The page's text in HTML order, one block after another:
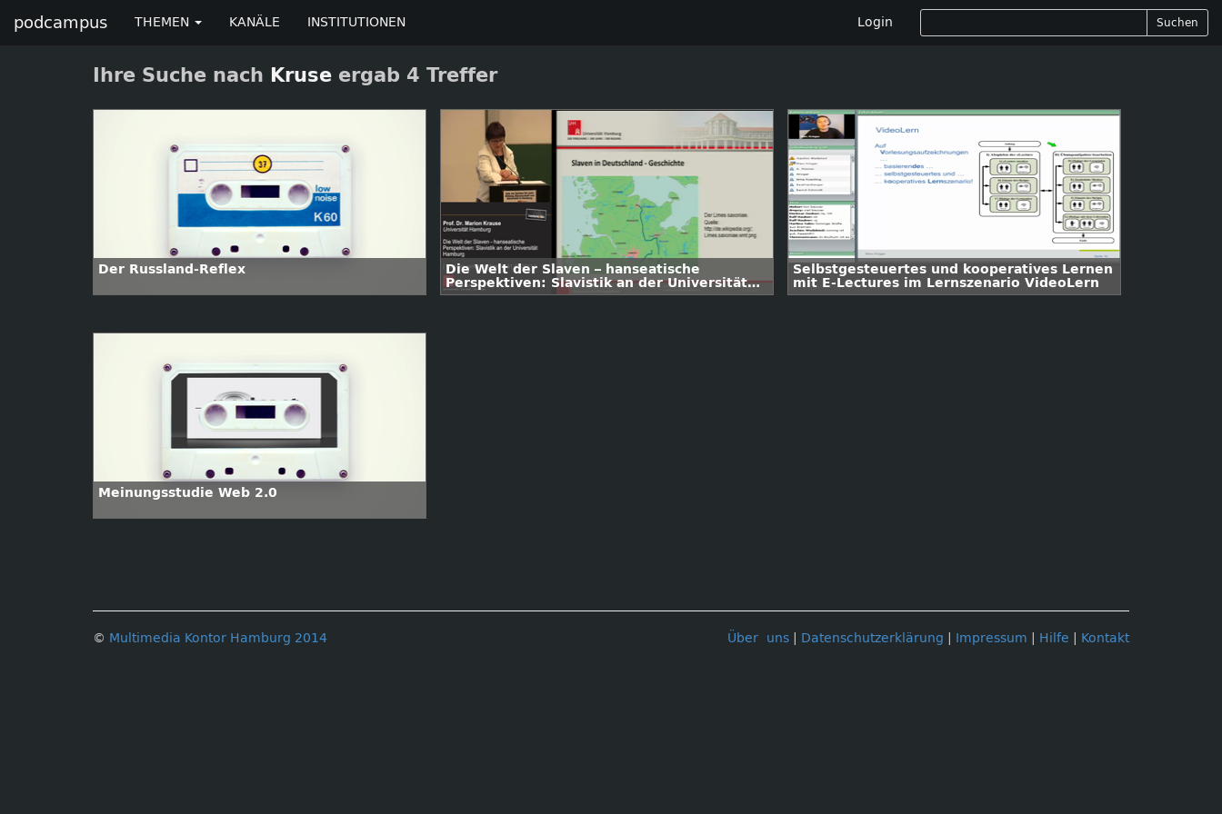
podcampus THEMEN KANÄLE INSTITUTIONEN Login Suchen
Ihre Suche nach Kruse ergab 4 Treffer
Der Russland-Reflex
Die Welt der Slaven – hanseatische
Perspektiven: Slavistik an der Universität
Hamburg
Selbstgesteuertes und kooperatives Lernen
mit E-Lectures im Lernszenario VideoLern
Meinungsstudie Web 2.0
Über uns Datenschutzerklärung Impressum Hilfe Kontakt
© Multimedia Kontor Hamburg 2014